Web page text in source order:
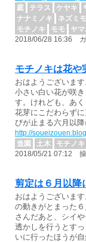
庭
テラス ケヤキ
ナナミノキ
ネズミ
モチノキ
モモ
ヤ
2018/06/28 16:36 ガ
モチノキは花や
おはようございま
小さい白い花が咲
す。けれども、あ
花芽にこだわらず
びが止まる六月以
http://
造園
土木
モチノキ
2018/05/21 07:12 操
剪定は６月以降
おはようございま
の動きがとまった
さんだあと、シイ
透かしを行うとす
いに行ったほうが